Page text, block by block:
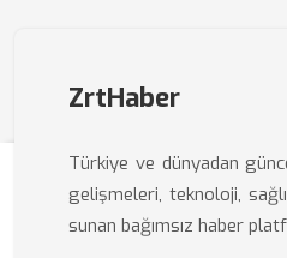
ZrtHaber
Türkiye ve dünyadan
gelişmeleri, teknoloji,
sunan bağımsız haber